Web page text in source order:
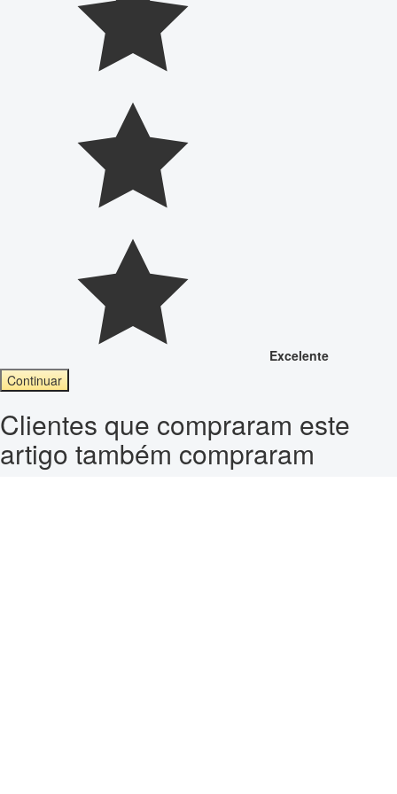
Excelente
Continuar
Clientes que compraram este
artigo também compraram